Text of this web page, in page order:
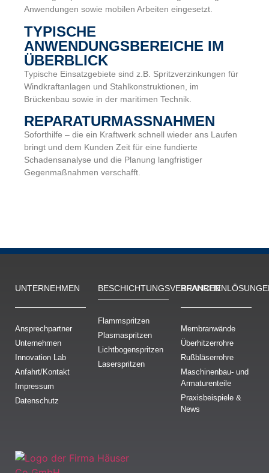
Anwendungen sowie mobilen Arbeiten eingesetzt.
TYPISCHE
ANWENDUNGSBEREICHE IM
ÜBERBLICK
Typische Einsatzgebiete sind z.B. Spritzverzinkungen für
Windkraftanlagen und Stahlkonstruktionen, im
Brückenbau sowie in der maritimen Technik.
REPARATURMASSNAHMEN
Soforthilfe – die ein Kraftwerk schnell wieder ans Laufen
bringt und dem Kunden Zeit für eine fundierte
Schadensanalyse und die Planung langfristiger
Gegenmaßnahmen verschafft.
UNTERNEHMEN
Ansprechpartner
Unternehmen
Innovation Lab
Anfahrt/Kontakt
Impressum
Datenschutz
BESCHICH­TUNGS­VERFAHREN
Flammspritzen
Plasmaspritzen
Lichtbogenspritzen
Laserspritzen
Membranwände
Überhitzerrohre
Rußbläserrohre
Maschinenbau- und
Armaturenteile
Praxisbeispiele &
News